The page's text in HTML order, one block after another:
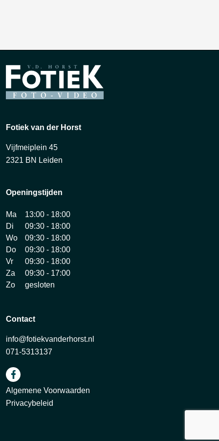
Fotiek van der Horst
Vijfmeiplein 45
2321 BN Leiden
Openingstijden
Ma
13:00 - 18:00
Di
09:30 - 18:00
Wo
09:30 - 18:00
Do
09:30 - 18:00
Vr
09:30 - 18:00
Za
09:30 - 17:00
Zo
gesloten
Contact
info@fotiekvanderhorst.nl
071-5313137
Algemene Voorwaarden
Privacybeleid